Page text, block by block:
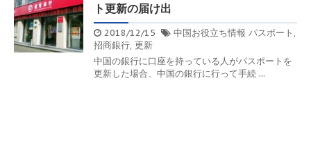
ト更新の届け出
2018/12/15 中国お役立ち情報 パスポート ,
招商銀行, 更新
中国の銀行に口座を持っている人がパスポートを
更新した場合、中国の銀行に行って手続 ...